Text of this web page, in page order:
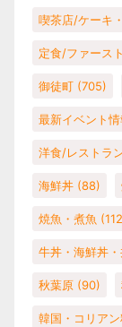
喫茶店/ケーキ
定食/ファース
御徒町 (705)
最新イベント情
洋食/レストラ
海鮮丼 (88)
焼魚・煮魚
牛丼・海鮮丼
秋葉原 (90)
韓国・コリア